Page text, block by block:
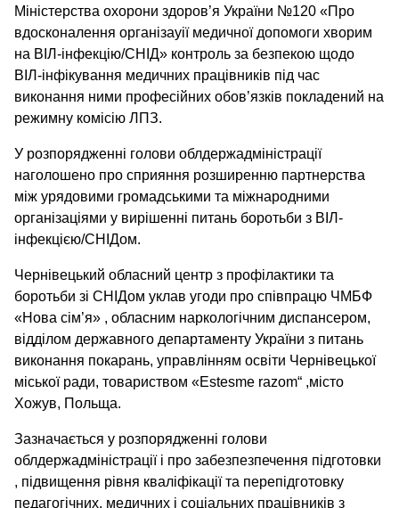
Міністерства охорони здоров’я України №120 «Про
вдосконалення організауії медичної допомоги хворим
на ВІЛ-інфекцію/СНІД» контроль за безпекою щодо
ВІЛ-інфікування медичних працівників під час
виконання ними професійних обов’язків покладений на
режимну комісію ЛПЗ.
У розпорядженні голови облдержадміністрації
наголошено про сприяння розширенню партнерства
між урядовими громадськими та міжнародними
організаціями у вирішенні питань боротьби з ВІЛ-
інфекцією/СНІДом.
Чернівецький обласний центр з профілактики та
боротьби зі СНІДом уклав угоди про співпрацю ЧМБФ
«Нова сім’я» , обласним наркологічним диспансером,
відділом державного департаменту України з питань
виконання покарань, управлінням освіти Чернівецької
міської ради, товариством «Еstеsmе razom“ ,місто
Хожув, Польща.
Зазначається у розпорядженні голови
облдержадміністрації і про забезпезпечення підготовки
, підвищення рівня кваліфікації та перепідготовку
педагогічних, медичних і соціальних працівників з